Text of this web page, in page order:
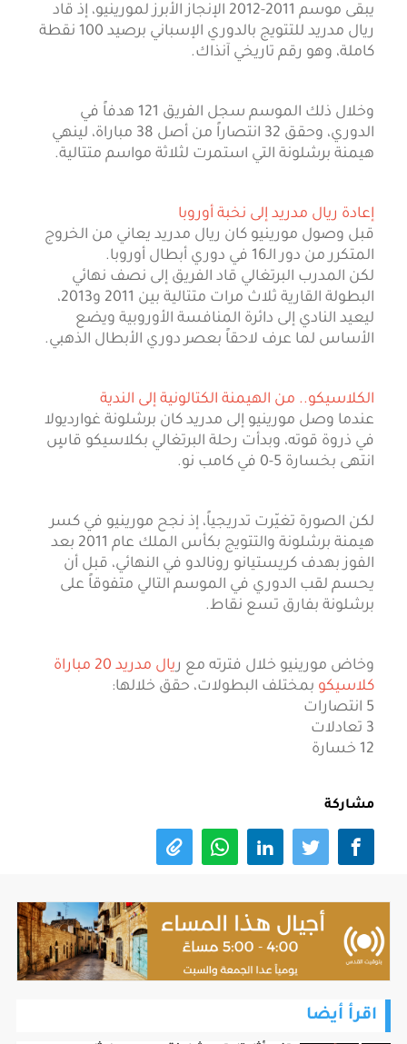
يبقى موسم 2011-2012 الإنجاز الأبرز لمورينيو، إذ قاد
ريال مدريد للتتويج بالدوري الإسباني برصيد 100 نقطة
كاملة، وهو رقم تاريخي آنذاك.
وخلال ذلك الموسم سجل الفريق 121 هدفاً في
الدوري، وحقق 32 انتصاراً من أصل 38 مباراة، لينهي
هيمنة برشلونة التي استمرت لثلاثة مواسم متتالية.
إعادة ريال مدريد إلى نخبة أوروبا
قبل وصول مورينيو كان ريال مدريد يعاني من الخروج
المتكرر من دور الـ16 في دوري أبطال أوروبا.
لكن المدرب البرتغالي قاد الفريق إلى نصف نهائي
البطولة القارية ثلاث مرات متتالية بين 2011 و2013،
ليعيد النادي إلى دائرة المنافسة الأوروبية ويضع
الأساس لما عرف لاحقاً بعصر دوري الأبطال الذهبي.
الكلاسيكو.. من الهيمنة الكتالونية إلى الندية
عندما وصل مورينيو إلى مدريد كان برشلونة غوارديولا
في ذروة قوته، وبدأت رحلة البرتغالي بكلاسيكو قاسٍ
انتهى بخسارة 5-0 في كامب نو.
لكن الصورة تغيّرت تدريجياً، إذ نجح مورينيو في كسر
هيمنة برشلونة والتتويج بكأس الملك عام 2011 بعد
الفوز بهدف كريستيانو رونالدو في النهائي، قبل أن
يحسم لقب الدوري في الموسم التالي متفوقاً على
برشلونة بفارق تسع نقاط.
وخاض مورينيو خلال فترته مع ر
يال مدريد 20 مباراة
كلاسيكو بمختلف البطولات، حقق خلالها:
5 انتصارات
3 تعادلات
12 خسارة
مشاركة
اقرأ أيضا